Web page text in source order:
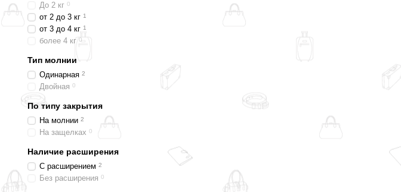
До 2 кг 0
от 2 до 3 кг 1
от 3 до 4 кг 1
более 4 кг 0
Тип молнии
Одинарная 2
Двойная 0
По типу закрытия
На молнии 2
На защелках 0
Наличие расширения
С расширением 2
Без расширения 0